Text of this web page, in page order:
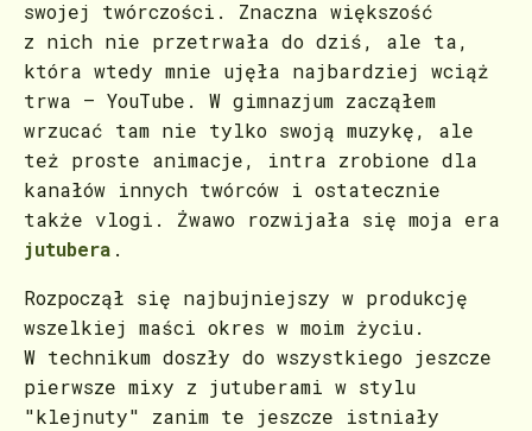
swojej twórczości. Znaczna większość
z nich nie przetrwała do dziś, ale ta,
która wtedy mnie ujęła najbardziej wciąż
trwa – YouTube. W gimnazjum zacząłem
wrzucać tam nie tylko swoją muzykę, ale
też proste animacje, intra zrobione dla
kanałów innych twórców i ostatecznie
także vlogi. Żwawo rozwijała się moja era
jutubera .
Rozpoczął się najbujniejszy w produkcję
wszelkiej maści okres w moim życiu.
W technikum doszły do wszystkiego jeszcze
pierwsze mixy z jutuberami w stylu
"klejnuty" zanim te jeszcze istniały